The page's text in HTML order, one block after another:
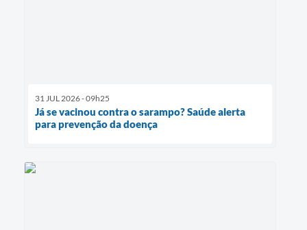
31 JUL 2026 - 09h25
Já se vacinou contra o sarampo? Saúde alerta
para prevenção da doença